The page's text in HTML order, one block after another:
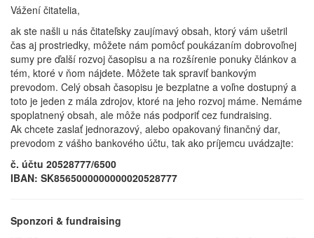
Vážení čitatelia,
ak ste našli u nás čitateľsky zaujímavý obsah, ktorý vám ušetril
čas aj prostriedky, môžete nám pomôcť poukázaním dobrovoľnej
sumy pre ďalší rozvoj časopisu a na rozšírenie ponuky článkov a
tém, ktoré v ňom nájdete. Môžete tak spraviť bankovým
prevodom. Celý obsah časopisu je bezplatne a voľne dostupný a
toto je jeden z mála zdrojov, ktoré na jeho rozvoj máme. Nemáme
spoplatnený obsah, ale môže nás podporiť cez fundraising.
Ak chcete zaslať jednorazový, alebo opakovaný finančný dar,
prevodom z vášho bankového účtu, tak ako príjemcu uvádzajte:
č. účtu 20528777/6500
IBAN: SK8565000000000020528777
Sponzori & fundraising